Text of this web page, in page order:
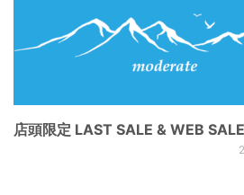
店頭限定 LAST SALE & WEB